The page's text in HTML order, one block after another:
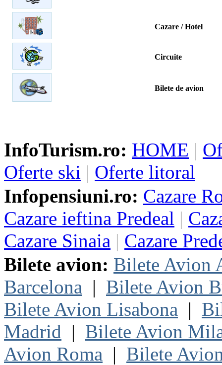
Cazare / Hotel
Circuite
Bilete de avion
InfoTurism.ro: HOME |
Oferte ski | Oferte litoral
Infopensiuni.ro: Cazare
Cazare ieftina Predeal |
Cazare Sinaia | Cazare
Bilete avion: Bilete Avion
Barcelona | Bilete Avion
Bilete Avion Lisabona |
Madrid | Bilete Avion
Avion Roma | Bilete